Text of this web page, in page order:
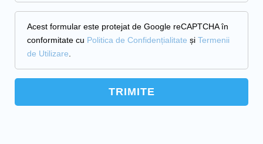
Acest formular este protejat de Google reCAPTCHA în
conformitate cu Politica de Confidențialitate și Termenii
de Utilizare